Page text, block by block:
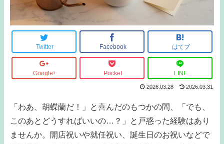
Twitter Facebook はてブ
Google+ Pocket LINE
2026.03.28 2026.03.31
「わあ、胡蝶蘭だ！」と喜んだのもつかの間、「でも、
このあとどうすればいいの…？」と戸惑った経験はあり
ませんか。開店祝いや就任祝い、誕生日のお祝いなどで